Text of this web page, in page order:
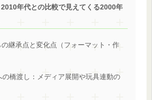
年代との比較で見えてくる2000年
継承点と変化点（フォーマット・作
の橋渡し：メディア展開や玩具連動の